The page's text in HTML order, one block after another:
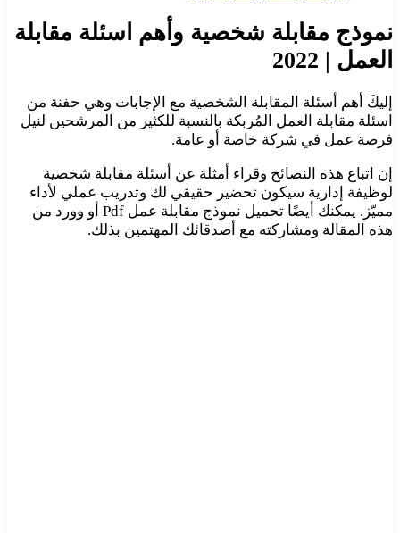
نموذج مقابلة شخصية وأهم اسئلة مقابلة
العمل | 2022
إليكَ أهم أسئلة المقابلة الشخصية مع الإجابات وهي حفنة من
اسئلة مقابلة العمل المُربكة بالنسبة للكثير من المرشحين لنيل
فرصة عمل في شركة خاصة أو عامة.
إن اتباع هذه النصائح وقراء أمثلة عن أسئلة مقابلة شخصية
لوظيفة إدارية سيكون تحضير حقيقي لك وتدريب عملي لأداء
مميّز. يمكنك أيضًا تحميل نموذج مقابلة عمل Pdf أو وورد من
هذه المقالة ومشاركته مع أصدقائك المهتمين بذلك.